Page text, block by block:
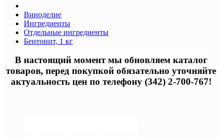
Виноделие
Ингредиенты
Отдельные ингредиенты
Бентонит, 1 кг
В настоящий момент мы обновляем каталог
товаров, перед покупкой обязательно уточняйте
актуальность цен по телефону (342) 2-700-767!